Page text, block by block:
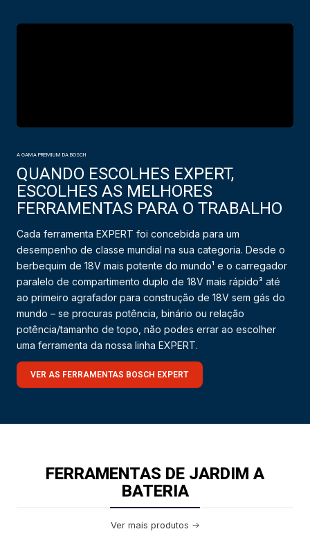
A GAMA PREMIUM DA BOSCH
QUANDO ESCOLHES EXPERT,
ESCOLHES AS MELHORES
FERRAMENTAS PARA O TRABALHO
Cada ferramenta EXPERT foi concebida para um
desempenho de classe mundial na sua categoria. Desde o
berbequim de 18V mais potente do mundo¹ e o carregador
paralelo de compartimento duplo de 18V mais rápido³ até
ao primeiro agrafador para construção de 18V sem gás do
mundo – se procuras potência, binário ou relação
potência/tamanho de topo, não podes errar ao escolher
uma ferramenta da nossa linha EXPERT.
VER AS FERRAMENTAS BOSCH EXPERT
FERRAMENTAS DE JARDIM A
BATERIA
Ver mais produtos